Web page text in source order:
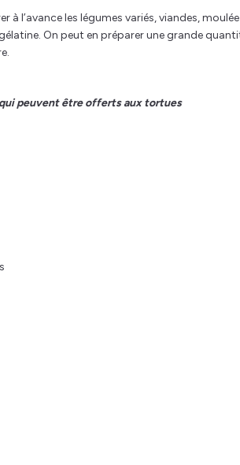
à l’avance les légumes variés, viandes,
On peut en préparer une grande
peuvent être offerts aux tortues